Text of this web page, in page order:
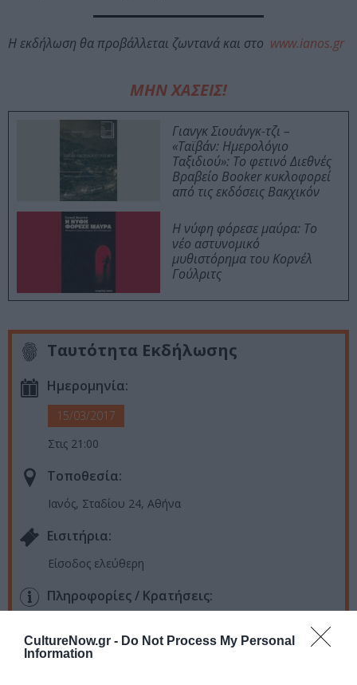
CultureNow.gr - Do Not Process My Personal
Information
Η εκδήλωση θα προβάλλεται ζωντανά και στο www.ianos.gr
ΜΗΝ ΧΑΣΕΙΣ!
Γιανγκ Σιουάνγκ-τζι –
«Ταϊβάν: Ημερολόγιο
Ταξιδιού»: Το φετινό Διεθνές
Βραβείο Booker κυκλοφορεί
από τις εκδόσεις Βακχικόν
Η νύφη φόρεσε μαύρα: Το
νέο αστυνομικό
μυθιστόρημα του Κορνέλ
Γούλριτς
Ταυτότητα Εκδήλωσης
Ημερομηνία:
15/03/2017
Στις 21:00
Τοποθεσία:
Ιανός, Σταδίου 24, Αθήνα
Eισιτήρια:
Είσοδος ελεύθερη
Πληροφορίες / Κρατήσεις: